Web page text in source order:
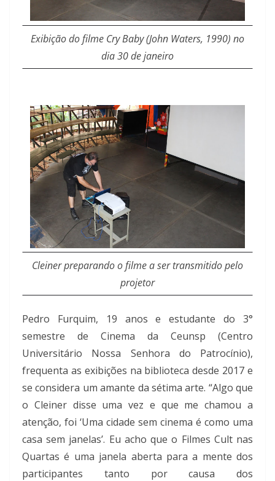
Exibição do filme Cry Baby (John Waters, 1990) no
dia 30 de janeiro
Cleiner preparando o filme a ser transmitido pelo
projetor
Pedro Furquim, 19 anos e estudante do 3°
semestre de Cinema da Ceunsp (Centro
Universitário Nossa Senhora do Patrocínio),
frequenta as exibições na biblioteca desde 2017 e
se considera um amante da sétima arte. “Algo que
o Cleiner disse uma vez e que me chamou a
atenção, foi ‘Uma cidade sem cinema é como uma
casa sem janelas’. Eu acho que o Filmes Cult nas
Quartas é uma janela aberta para a mente dos
participantes tanto por causa dos